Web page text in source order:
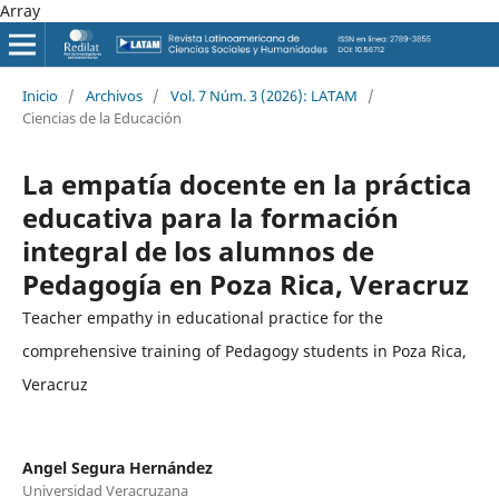
Array
Inicio / Archivos / Vol. 7 Núm. 3 (2026): LATAM
/
Ciencias de la Educación
La empatía docente en la práctica
educativa para la formación
integral de los alumnos de
Pedagogía en Poza Rica, Veracruz
Teacher empathy in educational practice for the
comprehensive training of Pedagogy students in Poza Rica,
Veracruz
Angel Segura Hernández
Universidad Veracruzana